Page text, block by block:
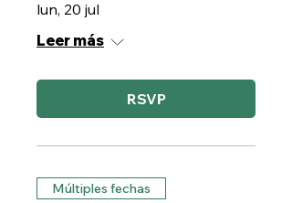
lun, 20 jul
Leer más
RSVP
Múltiples fechas